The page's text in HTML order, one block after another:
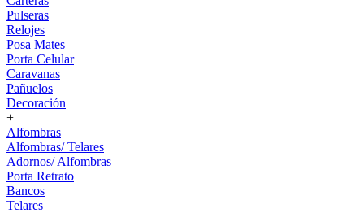
Pulseras
Relojes
Posa Mates
Porta Celular
Caravanas
Pañuelos
Decoración
+
Alfombras
Alfombras/ Telares
Adornos/ Alfombras
Porta Retrato
Bancos
Telares